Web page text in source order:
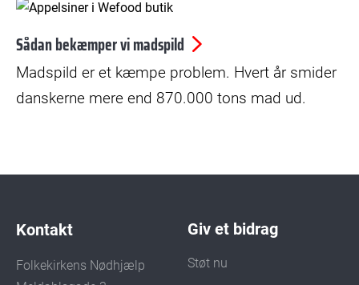
Sådan bekæmper vi madspild
Madspild er et kæmpe problem. Hvert år smider
danskerne mere end 870.000 tons mad ud.
Kontakt
Folkekirkens Nødhjælp
Giv et bidrag
Støt nu